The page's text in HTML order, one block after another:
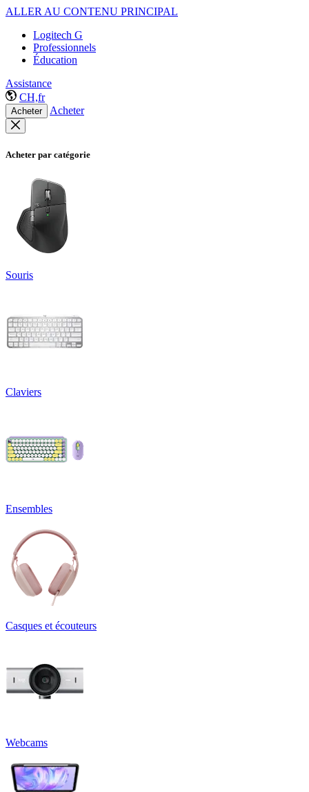
ALLER AU CONTENU PRINCIPAL
Logitech G
Professionnels
Éducation
Assistance
CH,fr
Acheter Acheter
Acheter par catégorie
Souris
Claviers
Ensembles
Casques et écouteurs
Webcams